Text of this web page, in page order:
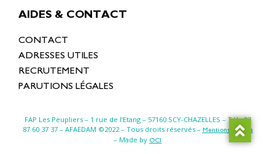
AIDES & CONTACT
CONTACT
ADRESSES UTILES
RECRUTEMENT
PARUTIONS LÉGALES
FAP Les Peupliers – 1 rue de l’Etang – 57160 SCY-CHAZELLES – Tél : 03
87 60 37 37 – AFAEDAM ©2022 – Tous droits réservés – Mentions légales
– Made by OCI